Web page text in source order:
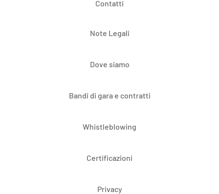
Contatti
Note Legali
Dove siamo
Bandi di gara e contratti
Whistleblowing
Certificazioni
Privacy